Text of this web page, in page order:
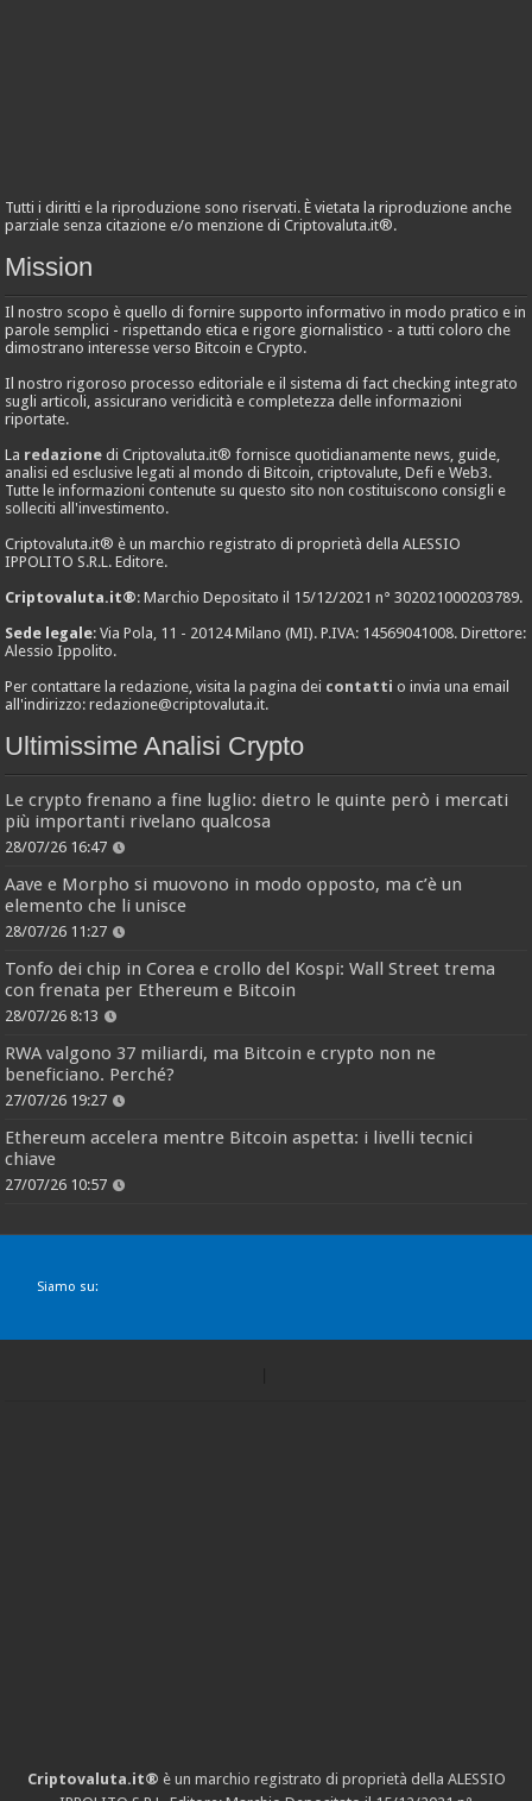
Tutti i diritti e la riproduzione sono riservati. È vietata la riproduzione anche
parziale senza citazione e/o menzione di Criptovaluta.it®.
Mission
Il nostro scopo è quello di fornire supporto informativo in modo pratico e in
parole semplici - rispettando etica e rigore giornalistico - a tutti coloro che
dimostrano interesse verso Bitcoin e Crypto.
Il nostro rigoroso processo editoriale e il sistema di fact checking integrato
sugli articoli, assicurano veridicità e completezza delle informazioni
riportate.
La redazione di Criptovaluta.it® fornisce quotidianamente news, guide,
analisi ed esclusive legati al mondo di Bitcoin, criptovalute, Defi e Web3.
Tutte le informazioni contenute su questo sito non costituiscono consigli e
solleciti all'investimento.
Criptovaluta.it® è un marchio registrato di proprietà della ALESSIO
IPPOLITO S.R.L. Editore.
Criptovaluta.it®: Marchio Depositato il 15/12/2021 n° 302021000203789.
Sede legale: Via Pola, 11 - 20124 Milano (MI). P.IVA: 14569041008. Direttore:
Alessio Ippolito.
Per contattare la redazione, visita la pagina dei contatti o invia una email
all'indirizzo:redazione@criptovaluta.it.
Ultimissime Analisi Crypto
Le crypto frenano a fine luglio: dietro le quinte però i mercati
più importanti rivelano qualcosa
28/07/26 16:47
Aave e Morpho si muovono in modo opposto, ma c’è un
elemento che li unisce
28/07/26 11:27
Tonfo dei chip in Corea e crollo del Kospi: Wall Street trema
con frenata per Ethereum e Bitcoin
28/07/26 8:13
RWA valgono 37 miliardi, ma Bitcoin e crypto non ne
beneficiano. Perché?
27/07/26 19:27
Ethereum accelera mentre Bitcoin aspetta: i livelli tecnici
chiave
27/07/26 10:57
Siamo su:
Criptovaluta.it® è un marchio registrato di proprietà della ALESSIO